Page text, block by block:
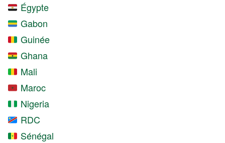
Égypte
Gabon
Guinée
Ghana
Mali
Maroc
Nigeria
RDC
Sénégal